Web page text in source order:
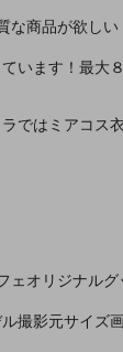
な商品が欲し
います！最大
ではミアコス
ェオリジナル
撮影元サイズ